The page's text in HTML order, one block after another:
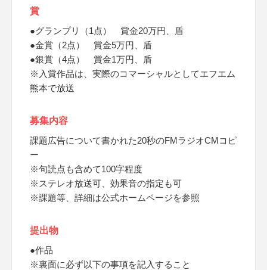
賞
●グランプリ（1点） 賞金20万円、盾
●金賞（2点） 賞金5万円、盾
●銀賞（4点） 賞金1万円、盾
※入賞作品は、実際のコマーシャルとしてエフエム
熊本で放送
募集内容
課題広告について書かれた20秒のFMラジオCMコピ
ー
※句読点も含めて100字程度
※ステレオ放送可、効果音の指定も可
※課題等、詳細は公式ホームページを参照
提出物
●作品
※裏面に必ず以下の事項を記入すること